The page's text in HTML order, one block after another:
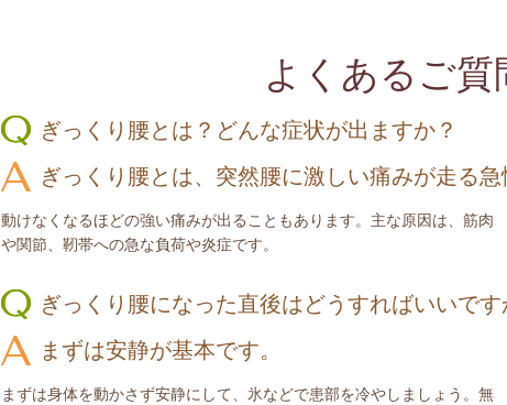
よくあるご質
ぎっくり腰とは？どんな症状が出ますか？
ぎっくり腰とは、突然腰に激しい痛みが走る急
動けなくなるほどの強い痛みが出ることもあります。主な原因は、筋肉
や関節、靭帯への急な負荷や炎症です。
ぎっくり腰になった直後はどうすればいいです
まずは安静が基本です。
まずは身体を動かさず安静にして、氷などで患部を冷やしましょう。無